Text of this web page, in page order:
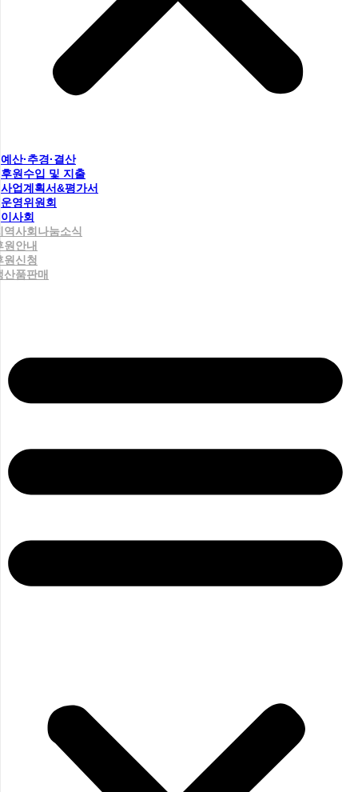
예산·추경·결산
후원수입 및 지출
사업계획서&평가서
운영위원회
이사회
역사회나눔소식
원안내
원신청
산품판매